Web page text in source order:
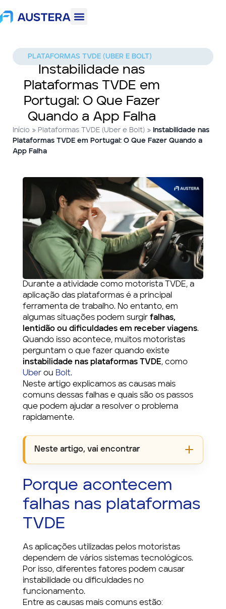
PLATAFORMAS TVDE (UBER E BOLT)
Instabilidade nas
Plataformas TVDE em
Portugal: O Que Fazer
Quando a App Falha
Início » Plataformas TVDE (Uber e Bolt) » Instabilidade nas
Plataformas TVDE em Portugal: O Que Fazer Quando a
App Falha
Durante a atividade como motorista TVDE, a
aplicação das plataformas é a principal
ferramenta de trabalho. No entanto, em
algumas situações podem surgir falhas,
lentidão ou dificuldades em receber viagens.
Quando isso acontece, muitos motoristas
perguntam o que fazer quando existe
instabilidade nas plataformas TVDE, como
Uberou Bolt.
Neste artigo explicamos as causas mais
comuns dessas falhas e quais são os passos
que podem ajudar a resolver o problema
rapidamente.
Neste artigo, vai encontrar
Porque acontecem
falhas nas plataformas
TVDE
As aplicações utilizadas pelos motoristas
dependem de vários sistemas tecnológicos.
Por isso, diferentes fatores podem causar
instabilidade ou dificuldades no
funcionamento.
Entre as causas mais comuns estão: